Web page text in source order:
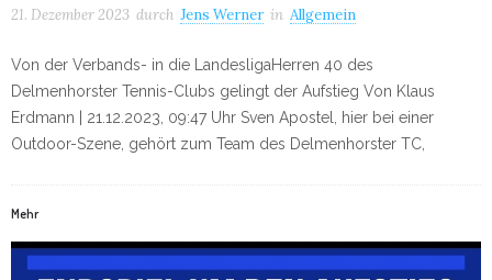
21. Dezember 2023 durch Jens Werner in Allgemein
Von der Verbands- in die LandesligaHerren 40 des
Delmenhorster Tennis-Clubs gelingt der Aufstieg Von Klaus
Erdmann | 21.12.2023, 09:47 Uhr Sven Apostel, hier bei einer
Outdoor-Szene, gehört zum Team des Delmenhorster TC,
Mehr